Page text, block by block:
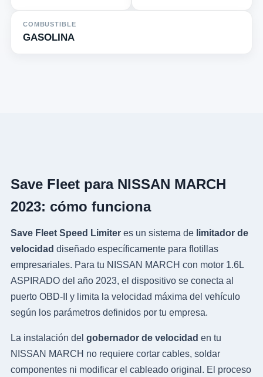
COMBUSTIBLE
GASOLINA
Save Fleet para NISSAN MARCH
2023: cómo funciona
Save Fleet Speed Limiteres un sistema de limitador de
velocidad diseñado específicamente para flotillas
empresariales. Para tu NISSAN MARCH con motor 1.6L
ASPIRADO del año 2023, el dispositivo se conecta al
puerto OBD-II y limita la velocidad máxima del vehículo
según los parámetros definidos por tu empresa.
La instalación del gobernador de velocidad en tu
NISSAN MARCH no requiere cortar cables, soldar
componentes ni modificar el cableado original. El proceso